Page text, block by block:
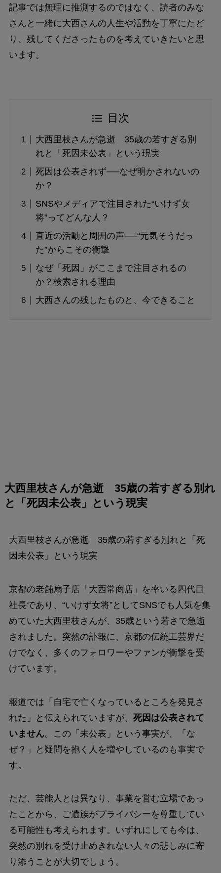
記事では無理に推測するのではなく、読者のみな
さんと一緒に大西さんの人生や活動を丁寧にたど
り、残してくださったものを考えていきたいと思
います。
目次
大西里枝さんが急逝 35歳の若すぎる別
れと「死因未公表」という現実
死因は公表されず──なぜ明かされないの
か？
SNSやメディアで注目された“いけず女
将”ってどんな人？
直近の活動と周囲の声──“元気そうだっ
た”からこその衝撃
なぜ「死因」がここまで注目されるの
か？検索される理由
大西さんの残したものと、今できること
大西里枝さんが急逝 35歳の若すぎる別れ
と「死因未公表」という現実
大西里枝さんが急逝 35歳の若すぎる別れと「死
因未公表」という現実
京都の老舗扇子店「大西常商店」を率いる四代目
社長であり、“いけず女将”としてSNSでも人気を集
めていた大西里枝さんが、35歳という若さで急逝
されました。突然の訃報に、京都の伝統工芸界だ
けでなく、多くのフォロワーやファンが衝撃を受
けています。
報道では「自宅で亡くなっているところを発見さ
れた」と伝えられていますが、 死因は公表されて
いません。この「未公表」という事実が、「な
ぜ？」と疑問を抱く人を増やしているのも事実で
す。
ただ、芸能人とは異なり、事業を営む立場であっ
たことから、ご遺族がプライバシーを尊重してい
る可能性も考えられます。いずれにしても今は、
突然の別れを受け止めきれない人々の悲しみに寄
り添うことが大切でしょう。